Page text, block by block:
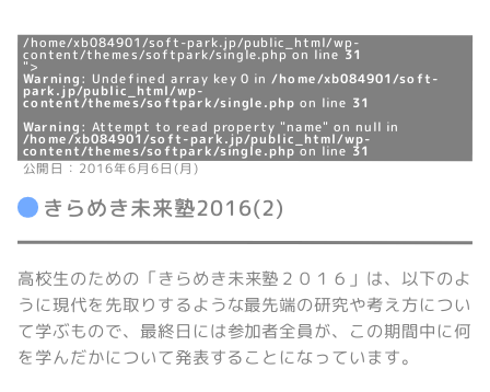
/home/xb084901/soft-park.jp/public_html/wp-
content/themes/softpark/single.php on line 31
">
Warning: Undefined array key 0 in/home/xb084901/soft-
park.jp/public_html/wp-
content/themes/softpark/single.php on line 31
Warning: Attempt to read property "name" on null in
/home/xb084901/soft-park.jp/public_html/wp-
content/themes/softpark/single.php on line 31
公開日：2016年6月6日(月)
きらめき未来塾2016(2)
高校生のための「きらめき未来塾２０１６」は、以下のよ
うに現代を先取りするような最先端の研究や考え方につい
て学ぶもので、最終日には参加者全員が、この期間中に何
を学んだかについて発表することになっています。